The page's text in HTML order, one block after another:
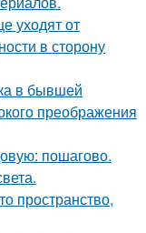
уходят от
в сторону
в бывшей
преображения
пошагово.
пространство,